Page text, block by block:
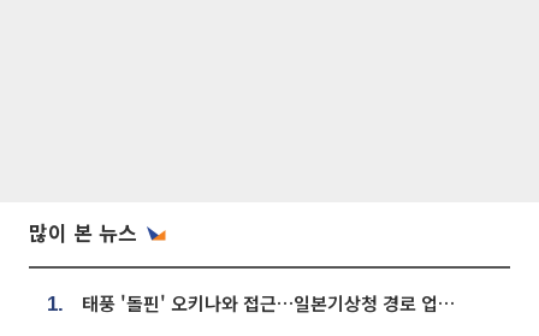
많이 본 뉴스
1. 태풍 '돌핀' 오키나와 접근…일본기상청 경로 업데이트